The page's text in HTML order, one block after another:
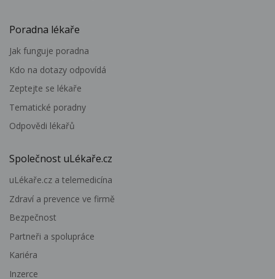
Poradna lékaře
Jak funguje poradna
Kdo na dotazy odpovídá
Zeptejte se lékaře
Tematické poradny
Odpovědi lékařů
Společnost uLékaře.cz
uLékaře.cz a telemedicína
Zdraví a prevence ve firmě
Bezpečnost
Partneři a spolupráce
Kariéra
Inzerce